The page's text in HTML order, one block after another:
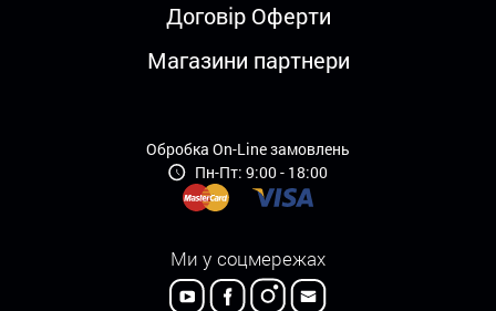
Договір Оферти
Магазини партнери
Обробка On-Line замовлень
Пн-Пт: 9:00 - 18:00
Ми у соцмережах